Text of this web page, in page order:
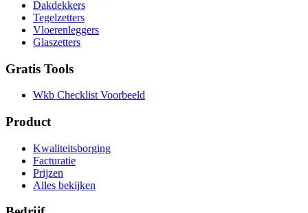
Dakdekkers
Tegelzetters
Vloerenleggers
Glaszetters
Gratis Tools
Wkb Checklist Voorbeeld
Product
Kwaliteitsborging
Facturatie
Prijzen
Alles bekijken